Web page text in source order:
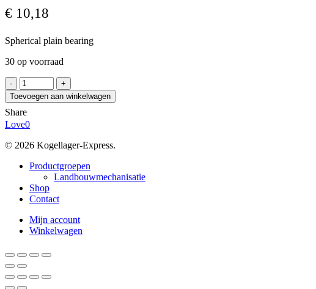
€ 10,18
Spherical plain bearing
30 op voorraad
RBF
GE
16
ES/K
aantal
Toevoegen aan winkelwagen
Share
Love0
© 2026 Kogellager-Express.
Close
Productgroepen
Landbouwmechanisatie
Shop
Contact
Mijn account
Winkelwagen